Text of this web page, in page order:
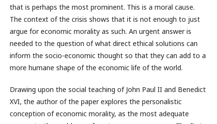
that is perhaps the most prominent. This is a moral cause.
The context of the crisis shows that it is not enough to just
argue for economic morality as such. An urgent answer is
needed to the question of what direct ethical solutions can
inform the socio-economic thought so that they can add to a
more humane shape of the economic life of the world.
Drawing upon the social teaching of John Paul II and Benedict
XVI, the author of the paper explores the personalistic
conception of economic morality, as the most adequate